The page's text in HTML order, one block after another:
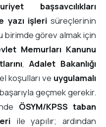
başsavcılıkları
yazı işlerisüreçlerinin
birimde görev almak için
Memurları Kanunu
, Adalet Bakanlığı
koşulları ve uygulamalı
geçmek gerekir.
ÖSYM/KPSS taban
ile yapılır; ardından